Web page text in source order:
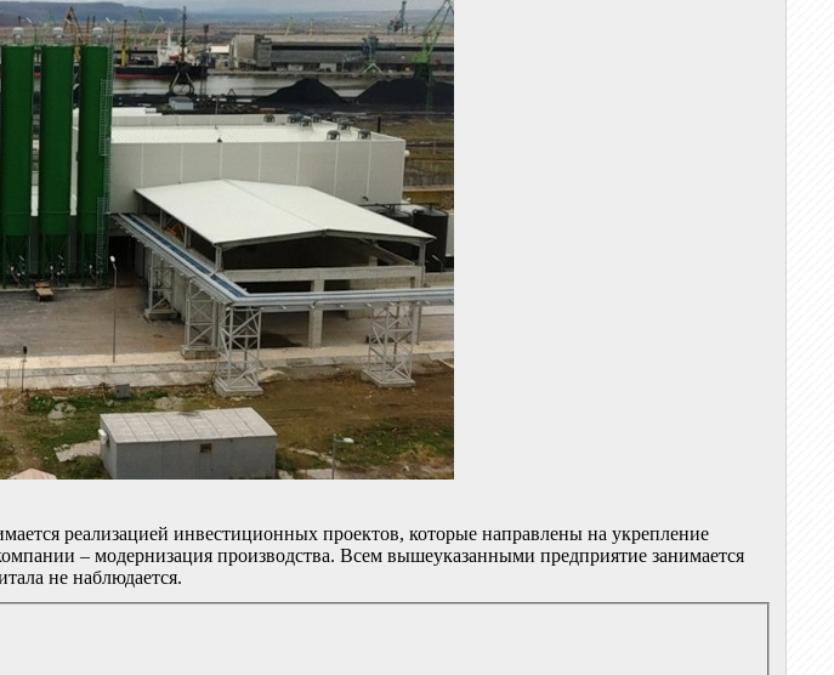
реализацией инвестиционных проектов, которые направлены на укрепление
– модернизация производства. Всем вышеуказанными предприятие занимается
не наблюдается.